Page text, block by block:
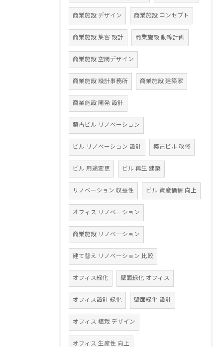
商業施設 デザイン 商業施設 コンセプト
商業施設 集客 設計 商業施設 動線計画
商業施設 空間デザイン
商業施設 設計事務所 商業施設 建築家
商業施設 開発 設計
築古ビル リノベーション
ビル リノベーション 設計 築古ビル 改修
ビル 用途変更 ビル 再生 建築
リノベーション 収益性 ビル 資産価値 向上
オフィス リノベーション
商業施設 リノベーション
建て替え リノベーション 比較
オフィス緑化 壁面緑化 オフィス
オフィス設計 緑化 壁面緑化 設計
オフィス 植栽 デザイン
オフィス 生産性 向上